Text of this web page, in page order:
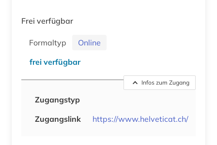
Frei verfügbar
Formaltyp
Online
frei verfügbar
Infos zum Zugang
Zugangstyp
Zugangslink
https://www.helveticat.ch/